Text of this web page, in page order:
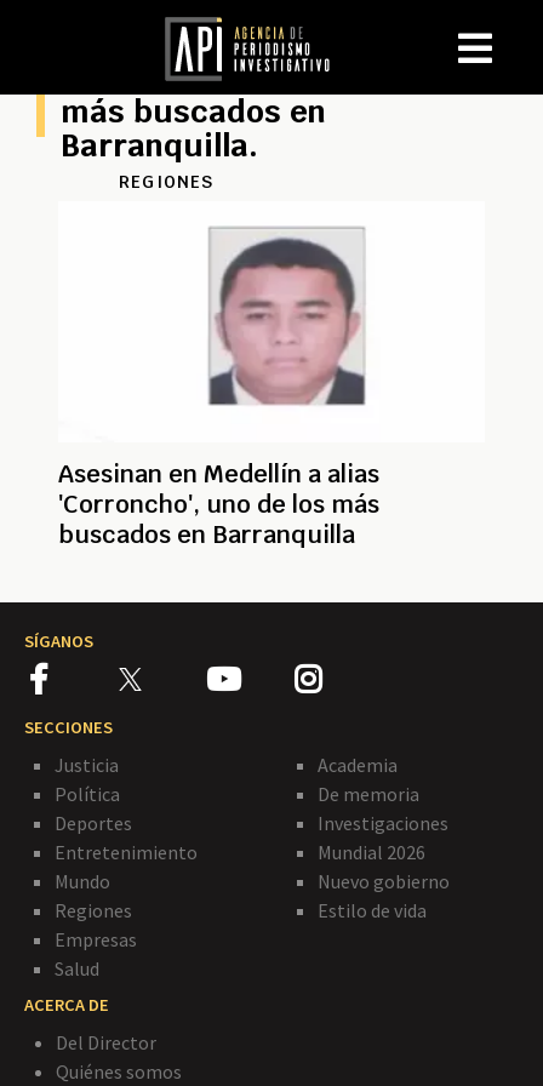
más buscados en
Barranquilla.
REGIONES
Asesinan en Medellín a alias
'Corroncho', uno de los más
buscados en Barranquilla
SÍGANOS
SECCIONES
Justicia
Política
Deportes
Entretenimiento
Mundo
Regiones
Empresas
Salud
Academia
De memoria
Investigaciones
Mundial 2026
Nuevo gobierno
Estilo de vida
ACERCA DE
Del Director
Quiénes somos